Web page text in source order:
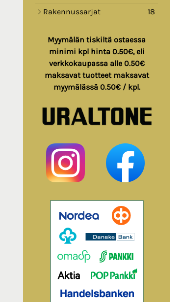
Rakennussarjat
18
Myymälän tiskiltä ostaessa
minimi kpl hinta 0.50€, eli
verkkokaupassa alle 0.50€
maksavat tuotteet maksavat
myymälässä 0.50€ / kpl.